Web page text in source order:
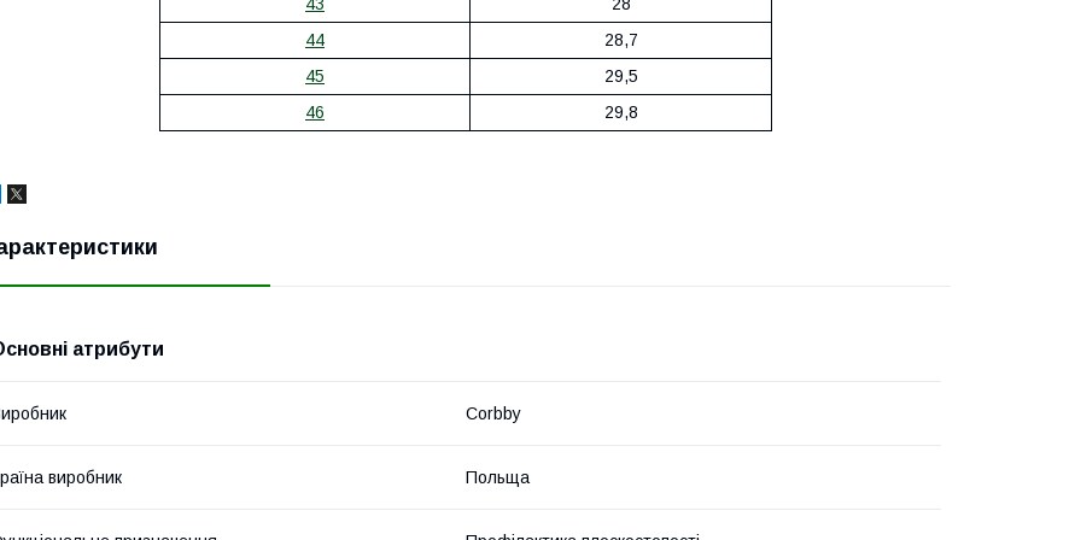
44
28,7
45
29,5
46
29,8
атрибути
Corbby
виробник Польща